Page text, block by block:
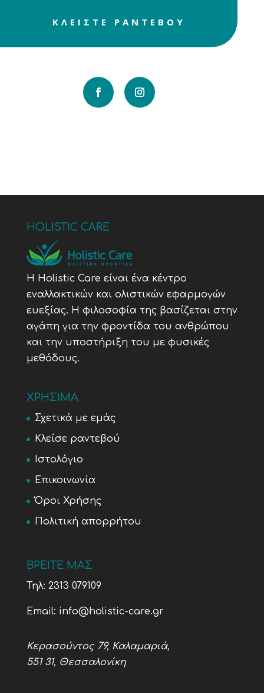
ΚΛΕΙΣΤΕ ΡΑΝΤΕΒΟΥ
HOLISTIC CARE
Η Holistic Care είναι ένα κέντρο
εναλλακτικών και ολιστικών εφαρμογών
ευεξίας. Η φιλοσοφία της βασίζεται στην
αγάπη για την φροντίδα του ανθρώπου
και την υποστήριξη του με φυσικές
μεθόδους.
ΧΡΗΣΙΜΑ
Σχετικά με εμάς
Κλείσε ραντεβού
Ιστολόγιο
Επικοινωνία
Όροι Χρήσης
Πολιτική απορρήτου
ΒΡΕΙΤΕ ΜΑΣ
Τηλ: 2313 079109
Email: info@holistic-care.gr
Κερασούντος 79, Καλαμαριά,
551 31, Θεσσαλονίκη